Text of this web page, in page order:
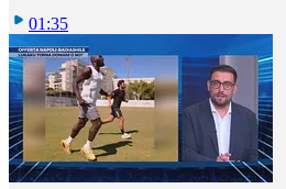
01:35